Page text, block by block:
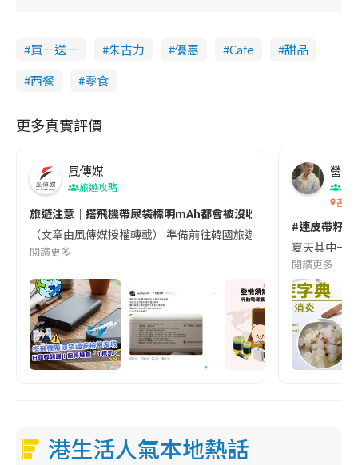
買一送一 朱古力 優惠 Cafe
甜品
西餐
零食
更多真實評價
風傳媒
旅遊攻略
旅遊注意｜搭飛機帶尿袋標明mAh都會被沒收😱出發前切記檢查
（文章由風傳媒授權轉載） 準備前往韓國旅遊的民眾，近期要
閱讀更多
營養
香港
#連皮帶籽
夏天其中一
閱讀更多
港生活人氣本地熱話